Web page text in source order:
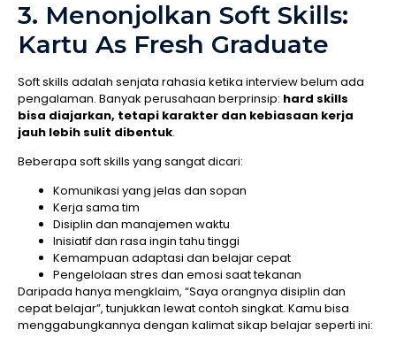
3. Menonjolkan Soft Skills:
Kartu As Fresh Graduate
Soft skills adalah senjata rahasia ketika interview belum ada
pengalaman. Banyak perusahaan berprinsip: hard skills
bisa diajarkan, tetapi karakter dan kebiasaan kerja
jauh lebih sulit dibentuk.
Beberapa soft skills yang sangat dicari:
Komunikasi yang jelas dan sopan
Kerja sama tim
Disiplin dan manajemen waktu
Inisiatif dan rasa ingin tahu tinggi
Kemampuan adaptasi dan belajar cepat
Pengelolaan stres dan emosi saat tekanan
Daripada hanya mengklaim, “Saya orangnya disiplin dan
cepat belajar”, tunjukkan lewat contoh singkat. Kamu bisa
menggabungkannya dengan kalimat sikap belajar seperti ini: